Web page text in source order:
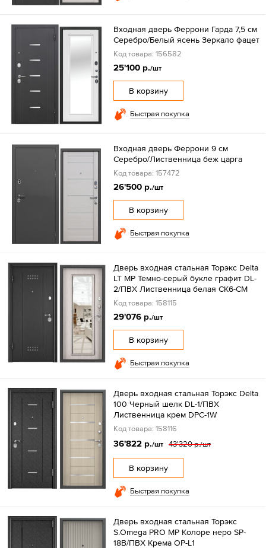
Входная дверь Феррони Гарда 7,5 см
Серебро/Белый ясень Зеркало фацет
Код товара: 156582
25'100 р./шт
В корзину
Быстрая покупка
Входная дверь Феррони 9 см
Серебро/Лиственница беж царга
Код товара: 157472
26'500 р./шт
В корзину
Быстрая покупка
Дверь входная стальная Торэкс Delta
LT МP Темно-серый букле графит DL-
2/ПВХ Лиственница белая СК6-СМ
Код товара: 158115
29'076 р./шт
В корзину
Быстрая покупка
Дверь входная стальная Торэкс Delta
100 Черный шелк DL-1/ПВХ
Лиственница крем DPC-1W
Код товара: 158116
36'822 р./шт 43'320 р./шт
В корзину
Быстрая покупка
Дверь входная стальная Торэкс
S.Omega PRO MP Колоре неро SP-
18B/ПВХ Крема OP-L1